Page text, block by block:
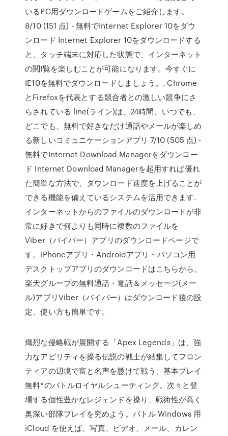
いるPC用ダウンロードゲームをご紹介します。
8/10 (151 点) - 無料でInternet Explorer 10をダウ
ンロード Internet Explorer 10をダウンロードする
と、タッチ端末に対応した状態で、インターネット
の閲I覧を楽しむことが可能になります。今すぐに
IE10を無料でダウンロードしましょう。. Chrome
とFirefoxを代表とする競合者との激しい競争にさ
らされている line(ライン)は、24時間、いつでも、
どこでも、無料で好きなだけ通話やメールが楽しめ
る新しいコミュニケーションアプリ 7/10 (505 点) -
無料でInternet Download Managerをダウンロー
ド Internet Download Managerを起用すれば優れ
た簡単な方法で、ダウンロード速度を上げることが
できる機能を備えているシステムを活用できます.
インターネットからのファイルのダウンロードが非
常に好きで何よりも同時に複数のファイルを
Viber（バイバー）アプリのダウンロードページで
す。iPhoneアプリ・Androidアプリ・パソコン用
デスクトップアプリのダウンロードはこちらから。
楽天グループの無料通話・電話＆メッセージ(メー
ル)アプリViber（バイバー）はダウンロード後の設
定、使い方も簡単です。
熾烈な侵略戦が展開する「Apex Legends」は、強
力なアビリティを操る伝説の戦士が結集してフロン
ティアの辺境で富と名声を懸けて戦う、基本プレイ
無料*のバトルロイヤルシューティング。次々と登
場する個性豊かなレジェンドを操り、戦術性が高く
奥深い部隊プレイを究めよう。バトル Windows 用
iCloud を使えば、写真、ビデオ、メール、カレン